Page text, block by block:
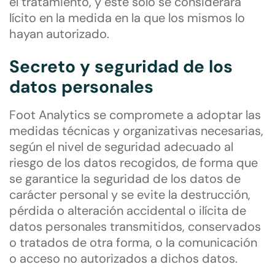
lícito en la medida en la que los mismos lo
hayan autorizado.
Secreto y seguridad de los
datos personales
Foot Analytics se compromete a adoptar las
medidas técnicas y organizativas necesarias,
según el nivel de seguridad adecuado al
riesgo de los datos recogidos, de forma que
se garantice la seguridad de los datos de
carácter personal y se evite la destrucción,
pérdida o alteración accidental o ilícita de
datos personales transmitidos, conservados
o tratados de otra forma, o la comunicación
o acceso no autorizados a dichos datos.